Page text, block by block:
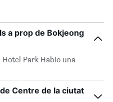
a prop de Bokjeong
Park Habio una
Centre de la ciutat